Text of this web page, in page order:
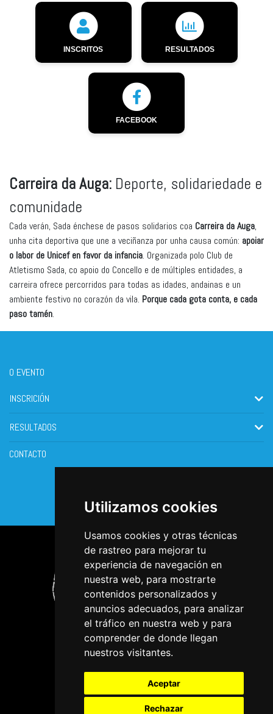
Utilizamos cookies
Usamos cookies y otras técnicas
de rastreo para mejorar tu
experiencia de navegación en
nuestra web, para mostrarte
contenidos personalizados y
anuncios adecuados, para analizar
el tráfico en nuestra web y para
comprender de donde llegan
nuestros visitantes.
Aceptar
Rechazar
INSCRITOS RESULTADOS
FACEBOOK
Carreira da Auga: Deporte, solidariedade e
comunidade
Cada verán, Sada énchese de pasos solidarios coa Carreira da Auga,
unha cita deportiva que une a veciñanza por unha causa común: apoiar
o labor de Unicef en favor da infancia. Organizada polo Club de
Atletismo Sada, co apoio do Concello e de múltiples entidades, a
carreira ofrece percorridos para todas as idades, andainas e un
ambiente festivo no corazón da vila. Porque cada gota conta, e cada
paso tamén.
O EVENTO
INSCRICIÓN
RESULTADOS
CONTACTO